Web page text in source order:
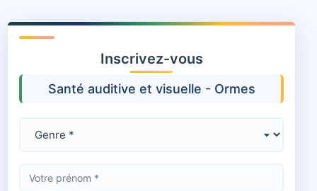
Inscrivez-vous
Santé auditive et visuelle - Ormes